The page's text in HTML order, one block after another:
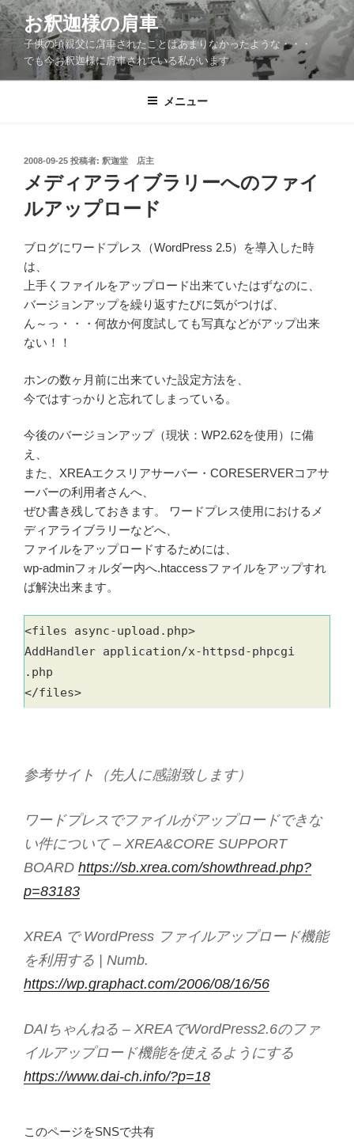
コ
ン
ツ
お釈迦様の肩車
子供の頃親父に肩車されたことはあまりなかったような・・・
でも今お釈迦様に肩車されている私がいます
メニュー
投
日:
2008-09-25 投稿者: 釈迦堂 店主
メディアライブラリーへのファイ
ルアップロード
ブログにワードプレス（WordPress 2.5）を導入した時
は、
上手くファイルをアップロード出来ていたはずなのに、
バージョンアップを繰り返すたびに気がつけば、
ん～っ・・・何故か何度試しても写真などがアップ出来
ない！！
ホンの数ヶ月前に出来ていた設定方法を、
今ではすっかりと忘れてしまっている。
今後のバージョンアップ（現状：WP2.62を使用）に備
え、
また、XREAエクスリアサーバー・CORESERVERコアサ
ーバーの利用者さんへ、
ぜひ書き残しておきます。 ワードプレス使用におけるメ
ディアライブラリーなどへ、
ファイルをアップロードするためには、
wp-adminフォルダー内へ.htaccessファイルをアップすれ
ば解決出来ます。
<files async-upload.php>
AddHandler application/x-httpsd-phpcgi
.php
</files>
参考サイト（先人に感謝致します）
ワードプレスでファイルがアップロードできな
い件について – XREA&CORE SUPPORT
BOARD https://sb.xrea.com/showthread.php?
p=83183
XREA で WordPress ファイルアップロード機能
を利用する | Numb.
https://wp.graphact.com/2006/08/16/56
DAIちゃんねる – XREAでWordPress2.6のファ
イルアップロード機能を使えるようにする
https://www.dai-ch.info/?p=18
このページをSNSで共有